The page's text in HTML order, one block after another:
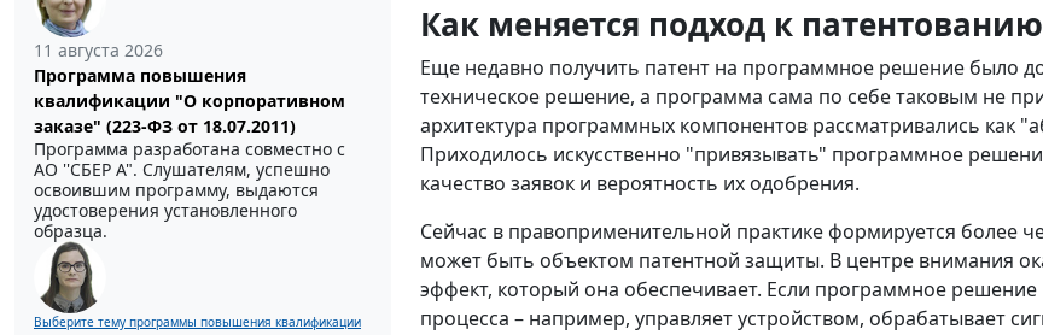
11 августа 2026
Программа повышения
квалификации "О корпоративном
заказе" (223-ФЗ от 18.07.2011)
Программа разработана совместно с
АО ''СБЕР А". Слушателям, успешно
освоившим программу, выдаются
удостоверения установленного
образца.
Выберите тему программы повышения квалификации
Как меняется подход к патентованию
Еще недавно получить патент на программное решение было
техническое решение, а программа сама по себе таковым не
архитектура программных компонентов рассматривались как
Приходилось искусственно "привязывать" программное
качество заявок и вероятность их одобрения.
Сейчас в правоприменительной практике формируется более
может быть объектом патентной защиты. В центре внимания
эффект, который она обеспечивает. Если программное
процесса – например, управляет устройством, обрабатывает